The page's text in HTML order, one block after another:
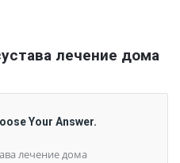
лечение дома
Your Answer.
лечение дома